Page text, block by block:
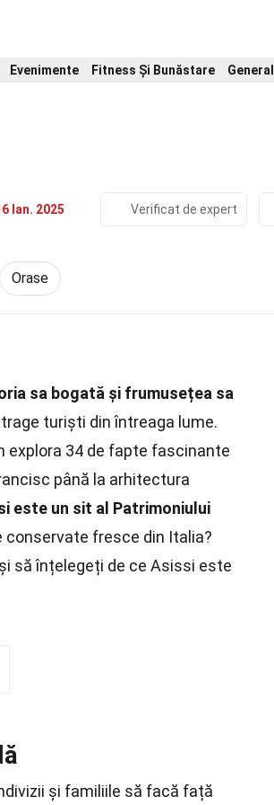
Evenimente Fitness Și Bunăstare General
Ian. 2025 Verificat de expert
Orase
sa bogată și frumusețea sa
turiști din întreaga lume.
explora 34 de fapte fascinante
până la arhitectura
este un sit al Patrimoniului
conservate fresce din Italia?
să înțelegeți de ce Asissi este
și familiile să facă față